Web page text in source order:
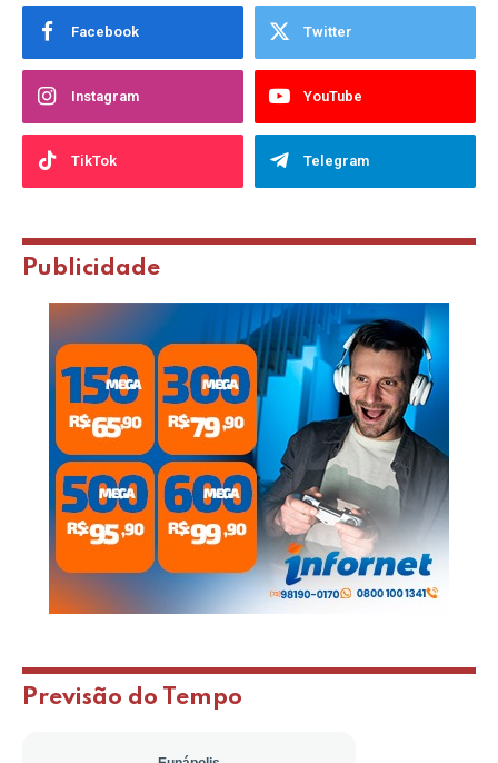
Facebook Twitter
Instagram YouTube
TikTok Telegram
Publicidade
Previsão do Tempo